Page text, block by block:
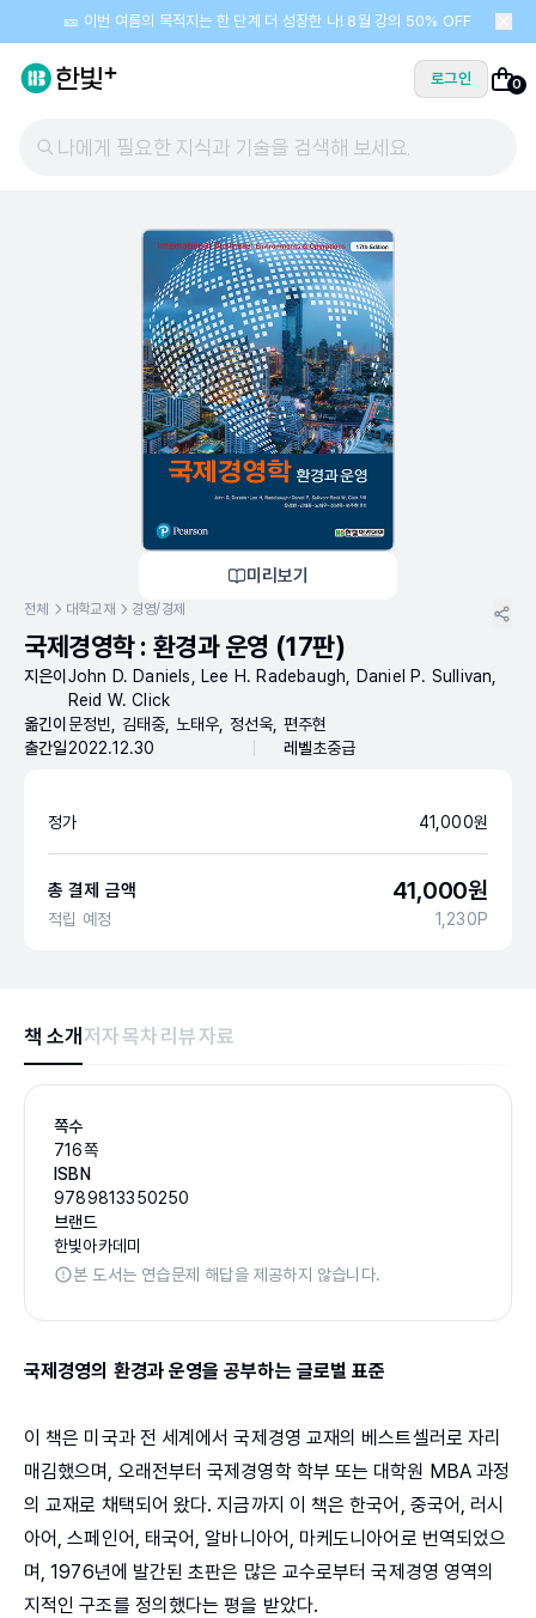
🎫 이번 여름의 목적지는 한 단계 더 성장한 나! 8월 강의 50% OFF
로그인 0
나에게 필요한 지식과 기술을 검색해 보세요.
미리보기
전체 대학교재 경영/경제
국제경영학 : 환경과 운영 (17판)
지은이 John D. Daniels, Lee H. Radebaugh, Daniel P. Sullivan,
Reid W. Click
옮긴이 문정빈, 김태중, 노태우, 정선욱, 편주현
출간일2022.12.30 레벨초중급
정가 41,000원
총 결제 금액 41,000원
적립 예정 1,230P
책 소개 저자목차 리뷰 자료
쪽수
716쪽
ISBN
9789813350250
브랜드
한빛아카데미
본 도서는 연습문제 해답을 제공하지 않습니다.
국제경영의 환경과 운영을 공부하는 글로벌 표준
이 책은 미국과 전 세계에서 국제경영 교재의 베스트셀러로 자리
매김했으며, 오래전부터 국제경영학 학부 또는 대학원 MBA 과정
의 교재로 채택되어 왔다. 지금까지 이 책은 한국어, 중국어, 러시
아어, 스페인어, 태국어, 알바니아어, 마케도니아어로 번역되었으
며, 1976년에 발간된 초판은 많은 교수로부터 국제경영 영역의
지적인 구조를 정의했다는 평을 받았다.